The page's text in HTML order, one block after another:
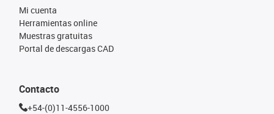
Mi cuenta
Herramientas online
Muestras gratuitas
Portal de descargas CAD
Contacto
+54-(0)11-4556-1000